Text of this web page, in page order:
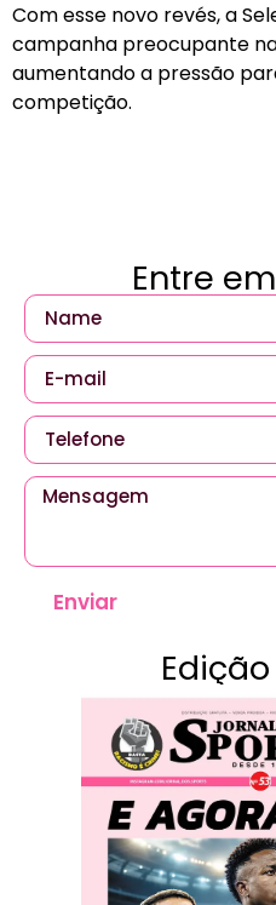
Com esse novo revés, a
campanha preocupante
aumentando a pressão
competição.
Entre
Enviar